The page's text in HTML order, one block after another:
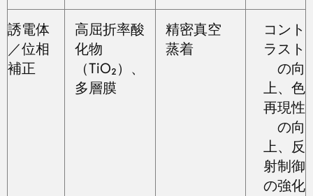
誘電体
／位相
補正
高屈折率酸
化物
（TiO₂）、
多層膜
精密真空
蒸着
コント
ラスト
の向
上、色
再現性
の向
上、反
射制御
の強化